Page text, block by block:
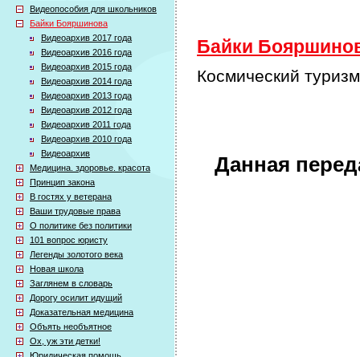
Видеопособия для школьников
Байки Бояршинова
Видеоархив 2017 года
Видеоархив 2016 года
Видеоархив 2015 года
Видеоархив 2014 года
Видеоархив 2013 года
Видеоархив 2012 года
Видеоархив 2011 года
Видеоархив 2010 года
Видеоархив
Медицина. здоровье. красота
Принцип закона
В гостях у ветерана
Ваши трудовые права
О политике без политики
101 вопрос юристу
Легенды золотого века
Новая школа
Заглянем в словарь
Дорогу осилит идущий
Доказательная медицина
Объять необъятное
Ох, уж эти детки!
Байки
Космический
Данная